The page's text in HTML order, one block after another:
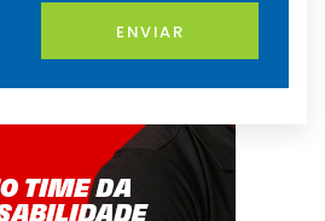
ENVIAR